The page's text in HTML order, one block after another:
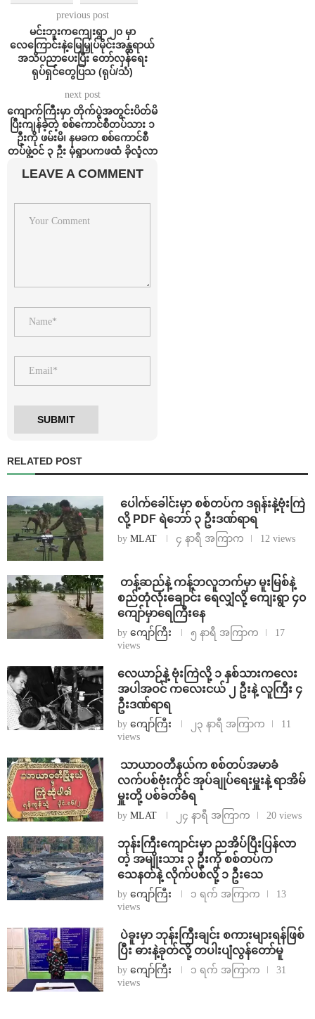
previous post
⁨မင်းဘူးကကျေးရွာ ၂၀ မှာ
လေကြောင်းနဲ့မြေမြှုပ်မိုင်းအန္တရာယ်
အသိပညာပေးပြီး တော်လှန်ရေး
ရုပ်ရှင်တွေပြသ (ရုပ်/သံ)
next post
ကျောက်ကြီးမှာ တိုက်ပွဲအတွင်းပိတ်မိ
ပြီးကျန်ခဲ့တဲ့ စစ်ကောင်စီတပ်သား ၁
ဦးကို ဖမ်းမိ၊ နမခက စစ်ကောင်စီ
တပ်ဖွဲ့ဝင် ၃ ဦး မုံရွာပကဖထံ ခိုလှုံလာ
LEAVE A COMMENT
RELATED POST
⁩ ⁨ပေါက်ခေါင်းမှာ စစ်တပ်က ဒရုန်းနဲ့ဗုံးကြဲ
လို့ PDF ရဲဘော် ၃ ဦးဒဏ်ရာရ
by MLAT ၄ နာရီ အကြာက 12 views
⁩ ⁨တန့်ဆည်နဲ့ ကန့်ဘလူဘက်မှာ မူးမြစ်နဲ့
စည်တုံလုံးချောင်း ရေလျှံလို့ ကျေးရွာ ၄၀
ကျော်မှာရေကြီးနေ
by ကျော်ကြီး ၅ နာရီ အကြာက
17
views
⁨လေယာဉ်နဲ့ ဗုံးကြဲလို့ ၁ နှစ်သားကလေး
အပါအဝင် ကလေးငယ် ၂ ဦးနဲ့ လူကြီး ၄
ဦးဒဏ်ရာရ
by ကျော်ကြီး ၂၃ နာရီ အကြာက
11
views
⁩ ⁨သာယာဝတီနယ်က စစ်တပ်အမာခံ
လက်ပစ်ဗုံးကိုင် အုပ်ချုပ်ရေးမှူးနဲ့ ရာအိမ်
မှူးတို့ ပစ်ခတ်ခံရ
by MLAT ၂၄ နာရီ အကြာက 20 views
ဘုန်းကြီးကျောင်းမှာ ညအိပ်ပြီးပြန်လာ
တဲ့ အမျိုးသား ၃ ဦးကို စစ်တပ်က
သေနတ်နဲ့ လိုက်ပစ်လို့ ၁ ဦးသေ
by ကျော်ကြီး ၁ ရက် အကြာက
13
views
⁩ ⁨ပဲခူးမှာ ဘုန်းကြီးချင်း စကားများရန်ဖြစ်
ပြီး ဓားနဲ့ခုတ်လို့ တပါးပျံလွန်တော်မူ
by ကျော်ကြီး ၁ ရက် အကြာက
31
views